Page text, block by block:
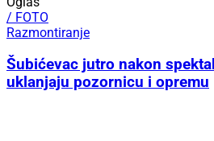
/ FOTO
Razmontiranje
Šubićevac jutro nakon
uklanjaju pozornicu i opremu